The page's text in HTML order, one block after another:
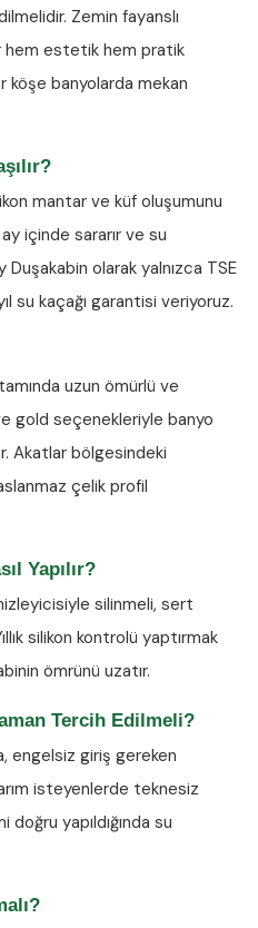
Zemin fayanslı
hem estetik hem pratik
köşe banyolarda mekan
mantar ve küf oluşumunu
içinde sararır ve su
Duşakabin olarak yalnızca TSE
su kaçağı garantisi veriyoruz.
uzun ömürlü ve
gold seçenekleriyle banyo
Akatlar bölgesindeki
çelik profil
Yapılır?
silinmeli, sert
silikon kontrolü yaptırmak
ömrünü uzatır.
Tercih Edilmeli?
engelsiz giriş gereken
isteyenlerde teknesiz
yapıldığında su